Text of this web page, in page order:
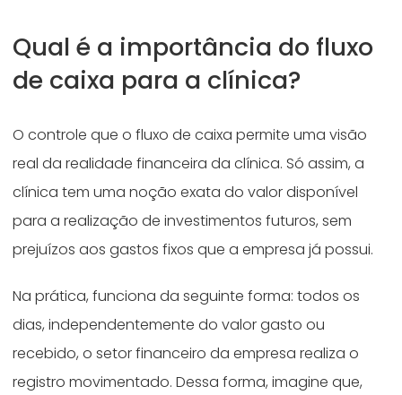
Qual é a importância do fluxo
de caixa para a clínica?
O controle que o fluxo de caixa permite uma visão
real da realidade financeira da clínica. Só assim, a
clínica tem uma noção exata do valor disponível
para a realização de investimentos futuros, sem
prejuízos aos gastos fixos que a empresa já possui.
Na prática, funciona da seguinte forma: todos os
dias, independentemente do valor gasto ou
recebido, o setor financeiro da empresa realiza o
registro movimentado. Dessa forma, imagine que,